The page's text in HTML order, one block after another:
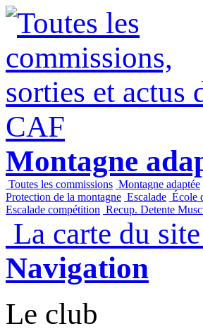
Montagne
Toutes les commissions Montagne adaptée
Protection de la montagne Escalade École
Escalade compétition Recup. Detente
La carte du
Navigation
Le club
Panneau de gestion des cookies